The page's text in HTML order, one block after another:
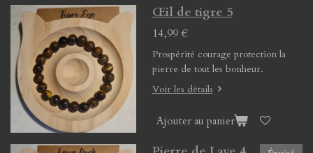
Œil de tigre 5
14,99 €
Prospérité courage protection la
pierre de tout les bonheur.
Voir les détails
Ajouter au panier